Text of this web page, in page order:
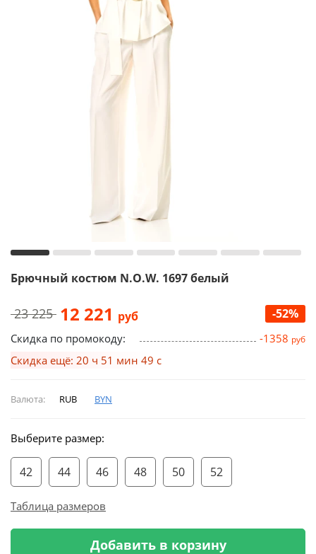
Брючный костюм N.O.W. 1697 белый
23 225 12 221 руб -52%
Скидка по промокоду: -1358 руб
Скидка ещё: 20 ч 51 мин 49 с
Валюта: RUB BYN
Выберите размер:
42 44 46 48 50 52
Таблица размеров
Добавить в корзину